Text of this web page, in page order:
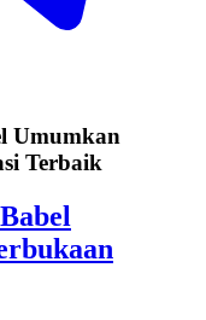
Umumkan
Terbaik